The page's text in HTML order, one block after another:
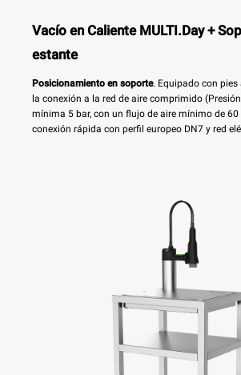
Vacío en Caliente MULTI.Day +
estante
Posicionamiento en soporte. Equipado con pies
la conexión a la red de aire comprimido
mínima 5 bar, con un flujo de aire mínimo de
conexión rápida con perfil europeo DN7 y red